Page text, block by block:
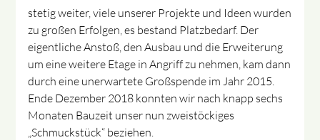
stetig weiter, viele unserer Projekte und Ideen wurden
zu großen Erfolgen, es bestand Platzbedarf. Der
eigentliche Anstoß, den Ausbau und die Erweiterung
um eine weitere Etage in Angriff zu nehmen, kam dann
durch eine unerwartete Großspende im Jahr 2015.
Ende Dezember 2018 konnten wir nach knapp sechs
Monaten Bauzeit unser nun zweistöckiges
„Schmuckstück“ beziehen.